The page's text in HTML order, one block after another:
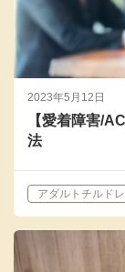
2023年5月12日
【愛着障害/
法
アダルトチルド